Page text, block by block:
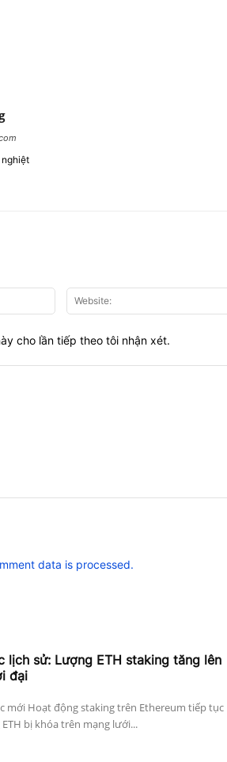
Email:*
cho lần tiếp theo tôi nhận xét.
data is processed.
lịch sử: Lượng ETH staking tăng lên
đại
mới Hoạt động staking trên Ethereum tiếp tục
bị khóa trên mạng lưới...